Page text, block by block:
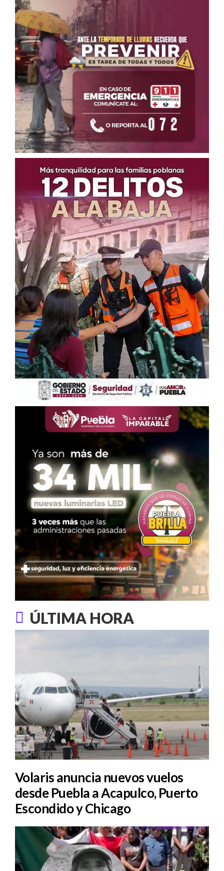
ÚLTIMA HORA
Volaris anuncia nuevos vuelos
desde Puebla a Acapulco, Puerto
Escondido y Chicago